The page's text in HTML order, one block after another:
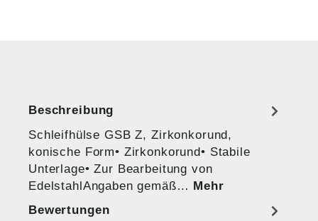
Beschreibung
Schleifhülse GSB Z, Zirkonkorund,
konische Form• Zirkonkorund• Stabile
Unterlage• Zur Bearbeitung von
EdelstahlAngaben gemäß… Mehr
Bewertungen